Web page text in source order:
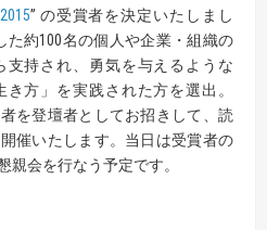
” の受賞者を決定いたしまし
た約100名の個人や企業・組織の
支持され、勇気を与えるような
き方」を実践された方を選出。
を登壇者としてお招きして、読
催いたします。当日は受賞者の
親会を行なう予定です。